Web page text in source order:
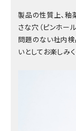
製品の性質上、釉
さな穴（ピンホー
問題のない社内
いとしてお楽しみく